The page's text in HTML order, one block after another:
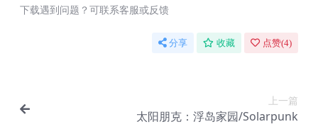
下载遇到问题？可联系客服或反馈
分享 收藏 点赞(4)
上一篇
太阳朋克：浮岛家园/Solarpunk